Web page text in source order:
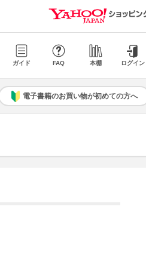
ガイド FAQ 本棚 ログイン
電子書籍のお買い物が初めての方へ